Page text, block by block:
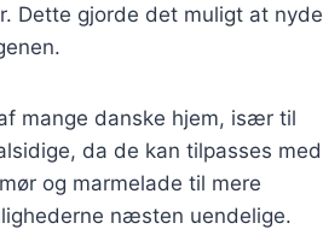
Dette gjorde det muligt at nyde
mange danske hjem, især til
da de kan tilpasses med
og marmelade til mere
næsten uendelige.